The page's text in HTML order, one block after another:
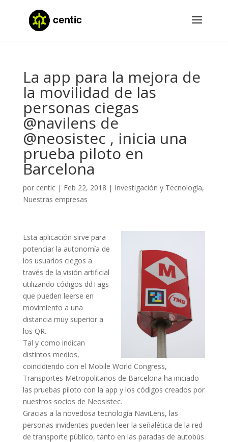
La app para la mejora de
la movilidad de las
personas ciegas
@navilens de
@neosistec , inicia una
prueba piloto en
Barcelona
por centic| Feb 22, 2018 | Investigación y Tecnología,
Nuestras empresas
Esta aplicación sirve para
potenciar la autonomía de
los usuarios ciegos a
través de la visión artificial
utilizando códigos ddTags
que pueden leerse en
movimiento a una
distancia muy superior a
los QR.
Tal y como indican
distintos medios,
coincidiendo con el Mobile World Congress,
Transportes Metropolitanos de Barcelona ha iniciado
las pruebas piloto con la app y los códigos creados por
nuestros socios de Neosistec.
Gracias a la novedosa tecnología NaviLens, las
personas invidentes pueden leer la señalética de la red
de transporte público, tanto en las paradas de autobús